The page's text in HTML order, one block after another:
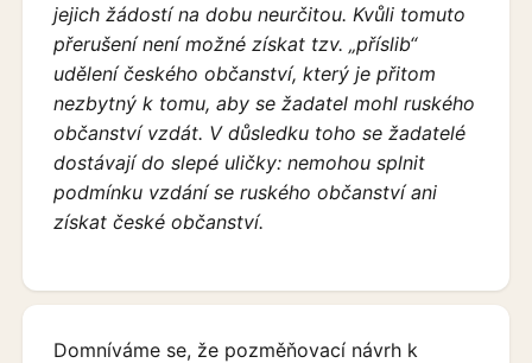
jejich žádostí na dobu neurčitou. Kvůli tomuto
přerušení není možné získat tzv. „příslib“
udělení českého občanství, který je přitom
nezbytný k tomu, aby se žadatel mohl ruského
občanství vzdát. V důsledku toho se žadatelé
dostávají do slepé uličky: nemohou splnit
podmínku vzdání se ruského občanství ani
získat české občanství.
Domníváme se, že pozměňovací návrh k